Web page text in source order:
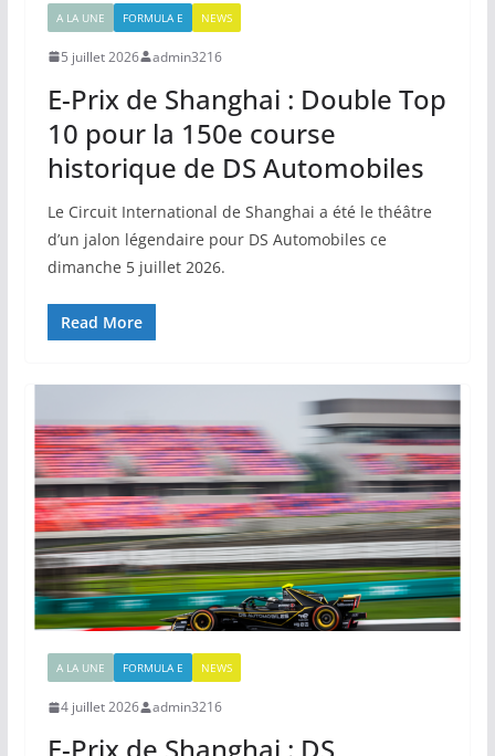
A LA UNE FORMULA E NEWS
5 juillet 2026 admin3216
E-Prix de Shanghai : Double Top
10 pour la 150e course
historique de DS Automobiles
Le Circuit International de Shanghai a été le théâtre
d’un jalon légendaire pour DS Automobiles ce
dimanche 5 juillet 2026.
Read More
A LA UNE FORMULA E NEWS
4 juillet 2026 admin3216